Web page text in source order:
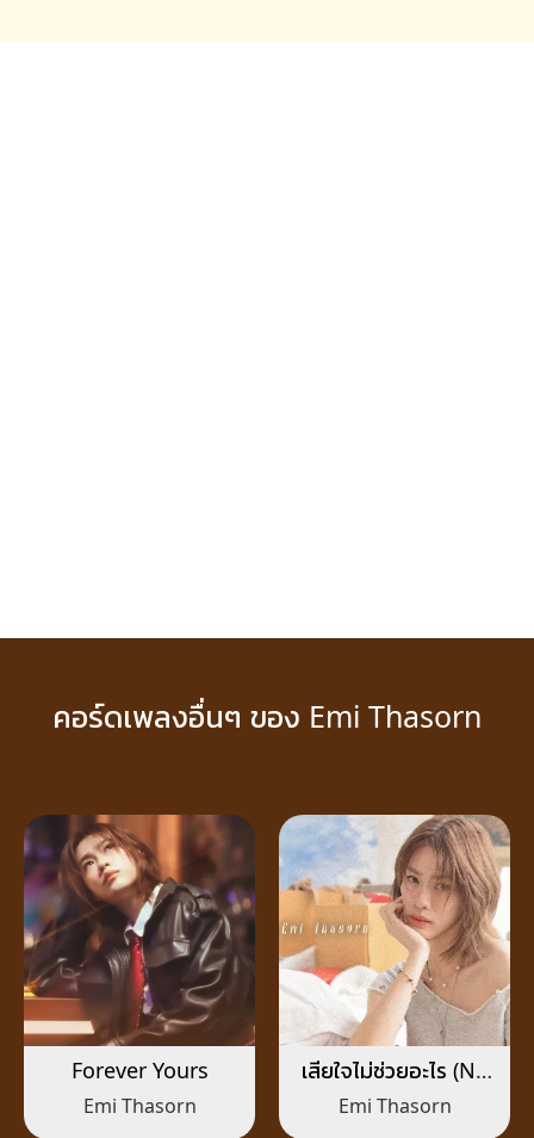
คอร์ดเพลงอื่นๆ ของ Emi Thasorn
Forever Yours
Emi Thasorn
เสียใจไม่ช่วยอะไร (No
More Tears)
Emi Thasorn